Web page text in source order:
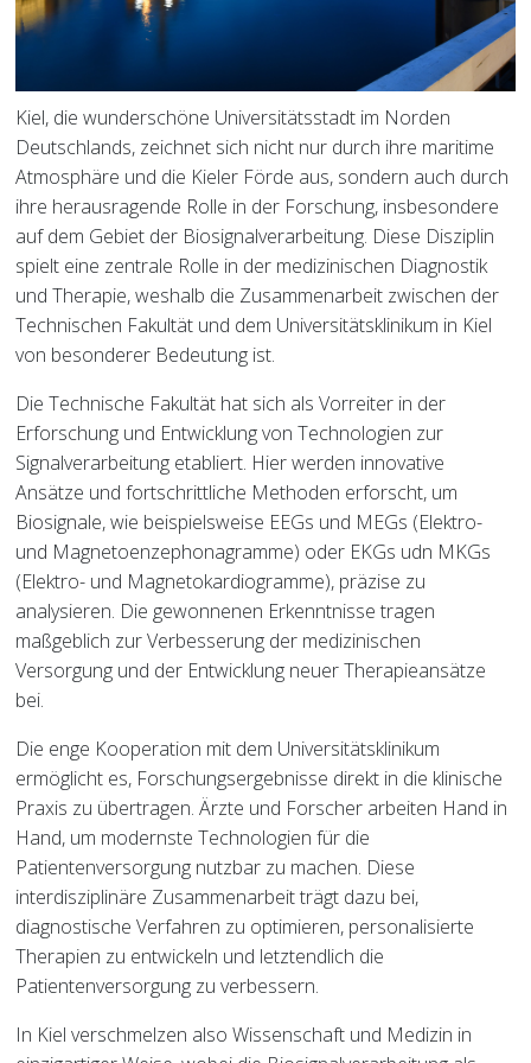
Kiel, die wunderschöne Universitätsstadt im Norden
Deutschlands, zeichnet sich nicht nur durch ihre maritime
Atmosphäre und die Kieler Förde aus, sondern auch durch
ihre herausragende Rolle in der Forschung, insbesondere
auf dem Gebiet der Biosignalverarbeitung. Diese Disziplin
spielt eine zentrale Rolle in der medizinischen Diagnostik
und Therapie, weshalb die Zusammenarbeit zwischen der
Technischen Fakultät und dem Universitätsklinikum in Kiel
von besonderer Bedeutung ist.
Die Technische Fakultät hat sich als Vorreiter in der
Erforschung und Entwicklung von Technologien zur
Signalverarbeitung etabliert. Hier werden innovative
Ansätze und fortschrittliche Methoden erforscht, um
Biosignale, wie beispielsweise EEGs und MEGs (Elektro-
und Magnetoenzephonagramme) oder EKGs udn MKGs
(Elektro- und Magnetokardiogramme), präzise zu
analysieren. Die gewonnenen Erkenntnisse tragen
maßgeblich zur Verbesserung der medizinischen
Versorgung und der Entwicklung neuer Therapieansätze
bei.
Die enge Kooperation mit dem Universitätsklinikum
ermöglicht es, Forschungsergebnisse direkt in die klinische
Praxis zu übertragen. Ärzte und Forscher arbeiten Hand in
Hand, um modernste Technologien für die
Patientenversorgung nutzbar zu machen. Diese
interdisziplinäre Zusammenarbeit trägt dazu bei,
diagnostische Verfahren zu optimieren, personalisierte
Therapien zu entwickeln und letztendlich die
Patientenversorgung zu verbessern.
In Kiel verschmelzen also Wissenschaft und Medizin in